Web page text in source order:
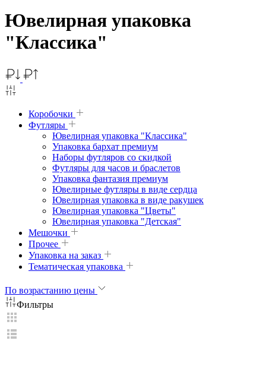
Ювелирная упаковка
"Классика"
Коробочки
Футляры
Ювелирная упаковка "Классика"
Упаковка бархат премиум
Наборы футляров со скидкой
Футляры для часов и браслетов
Упаковка фантазия премиум
Ювелирные футляры в виде сердца
Ювелирная упаковка в виде ракушек
Ювелирная упаковка "Цветы"
Ювелирная упаковка "Детская"
Мешочки
Прочее
Упаковка на заказ
Тематическая упаковка
По возрастанию цены
Фильтры